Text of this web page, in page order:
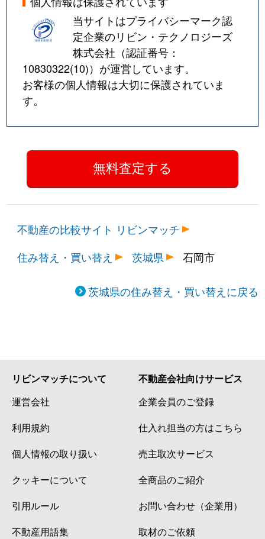
当サイトはプライバシーマーク認
定企業のリビン・テクノロジーズ
株式会社（認証番号：
10830322(10)）が運営しています。
お客様の個人情報は大切に保護されていま
す。
不動産の比較サイト リビンマッチ
住み替え・買い替え
茨城県 石岡市
茨城県の住み替え・買い替えに戻る
リビンマッチについて
運営会社
利用規約
個人情報の取り扱い
クッキーについて
引用ルール
不動産用語集
不動産会社向けサービス
企業会員のご登録
仕入れ担当の方はこちら
売主取次サービス
全商品のご紹介
お問い合わせ（企業用）
取材のご依頼